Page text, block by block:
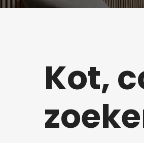
Kot,